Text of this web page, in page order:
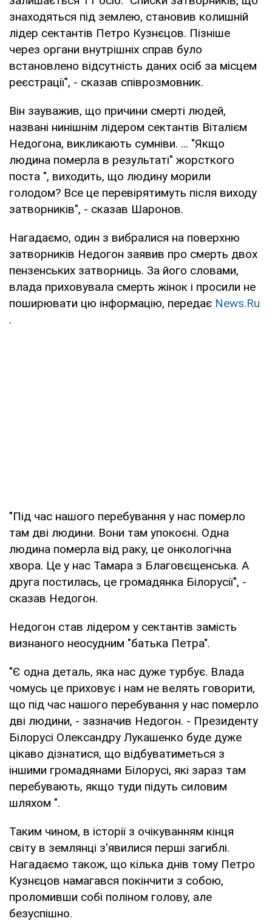
знаходяться під землею, становив колишній
лідер сектантів Петро Кузнєцов. Пізніше
через органи внутрішніх справ було
встановлено відсутність даних осіб за місцем
реєстрації", - сказав співрозмовник.
Він зауважив, що причини смерті людей,
названі нинішнім лідером сектантів Віталієм
Недогона, викликають сумніви. ... "Якщо
людина померла в результаті" жорсткого
поста ", виходить, що людину морили
голодом? Все це перевірятимуть після виходу
затворників", - сказав Шаронов.
Нагадаємо, один з вибралися на поверхню
затворників Недогон заявив про смерть двох
пензенських затворниць. За його словами,
влада приховувала смерть жінок і просили не
поширювати цю інформацію, передає News.Ru
.
"Під час нашого перебування у нас померло
там дві людини. Вони там упокоєні. Одна
людина померла від раку, це онкологічна
хвора. Це у нас Тамара з Благовєщенська. А
друга постилась, це громадянка Білорусії", -
сказав Недогон.
Недогон став лідером у сектантів замість
визнаного неосудним "батька Петра".
"Є одна деталь, яка нас дуже турбує. Влада
чомусь це приховує і нам не велять говорити,
що під час нашого перебування у нас померло
дві людини, - зазначив Недогон. - Президенту
Білорусі Олександру Лукашенко буде дуже
цікаво дізнатися, що відбуватиметься з
іншими громадянами Білорусі, які зараз там
перебувають, якщо туди підуть силовим
шляхом ".
Таким чином, в історії з очікуванням кінця
світу в землянці з'явилися перші загиблі.
Нагадаємо також, що кілька днів тому Петро
Кузнєцов намагався покінчити з собою,
проломивши собі поліном голову, але
безуспішно.